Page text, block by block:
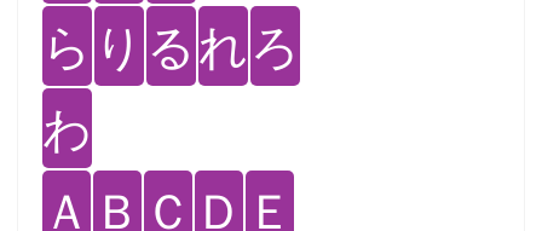
ら り るれろ
わ
Ａ Ｂ Ｃ Ｄ Ｅ